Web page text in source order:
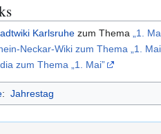
Karlsruhe zum Thema
„1.
Neckar-Wiki zum Thema „1.
zum Thema „1. Mai”
: Jahrestag